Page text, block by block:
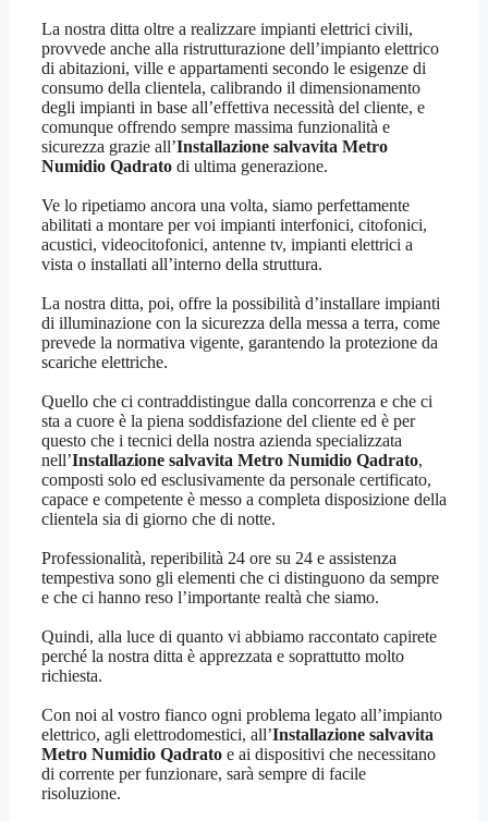
La nostra ditta oltre a realizzare impianti elettrici civili,
provvede anche alla ristrutturazione dell’impianto elettrico
di abitazioni, ville e appartamenti secondo le esigenze di
consumo della clientela, calibrando il dimensionamento
degli impianti in base all’effettiva necessità del cliente, e
comunque offrendo sempre massima funzionalità e
sicurezza grazie all’Installazione salvavita Metro
Numidio Qadrato di ultima generazione.
Ve lo ripetiamo ancora una volta, siamo perfettamente
abilitati a montare per voi impianti interfonici, citofonici,
acustici, videocitofonici, antenne tv, impianti elettrici a
vista o installati all’interno della struttura.
La nostra ditta, poi, offre la possibilità d’installare impianti
di illuminazione con la sicurezza della messa a terra, come
prevede la normativa vigente, garantendo la protezione da
scariche elettriche.
Quello che ci contraddistingue dalla concorrenza e che ci
sta a cuore è la piena soddisfazione del cliente ed è per
questo che i tecnici della nostra azienda specializzata
nell’Installazione salvavita Metro Numidio Qadrato,
composti solo ed esclusivamente da personale certificato,
capace e competente è messo a completa disposizione della
clientela sia di giorno che di notte.
Professionalità, reperibilità 24 ore su 24 e assistenza
tempestiva sono gli elementi che ci distinguono da sempre
e che ci hanno reso l’importante realtà che siamo.
Quindi, alla luce di quanto vi abbiamo raccontato capirete
perché la nostra ditta è apprezzata e soprattutto molto
richiesta.
Con noi al vostro fianco ogni problema legato all’impianto
elettrico, agli elettrodomestici, all’Installazione salvavita
Metro Numidio Qadrato e ai dispositivi che necessitano
di corrente per funzionare, sarà sempre di facile
risoluzione.